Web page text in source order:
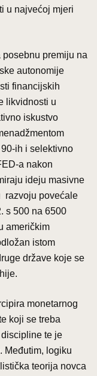
u najvećoj mjeri
premiju na
autonomije
financijskih
likvidnosti u
iskustvo
ih i selektivno
a nakon
ideju masivne
razvoju povećale
s 500 na 6500
američkim
istom
države koje se
monetarnog
koji se treba
te je
Međutim, logiku
teorija novca